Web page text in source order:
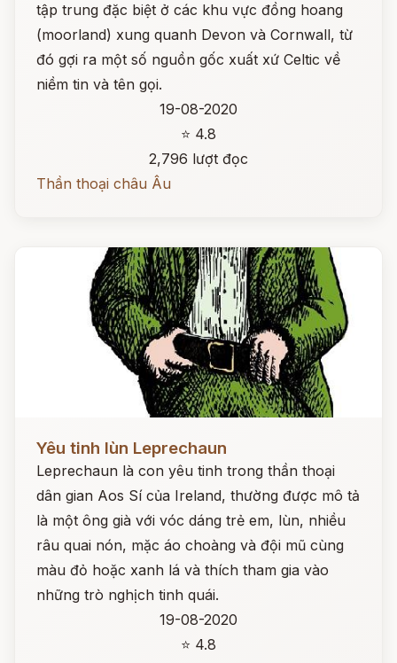
tập trung đặc biệt ở các khu vực đồng hoang
(moorland) xung quanh Devon và Cornwall, từ
đó gợi ra một số nguồn gốc xuất xứ Celtic về
niềm tin và tên gọi.
19-08-2020
⭐ 4.8
2,796 lượt đọc
Thần thoại châu Âu
Yêu tinh lùn Leprechaun
Leprechaun là con yêu tinh trong thần thoại
dân gian Aos Sí của Ireland, thường được mô tả
là một ông già với vóc dáng trẻ em, lùn, nhiều
râu quai nón, mặc áo choàng và đội mũ cùng
màu đỏ hoặc xanh lá và thích tham gia vào
những trò nghịch tinh quái.
19-08-2020
⭐ 4.8